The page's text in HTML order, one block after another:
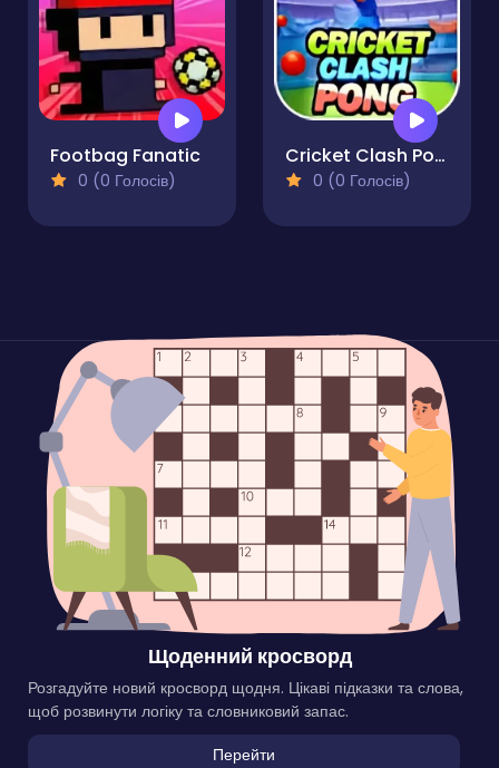
Footbag Fanatic
0 (0 Голосів)
Cricket Clash Pong
0 (0 Голосів)
Щоденний кросворд
Розгадуйте новий кросворд щодня. Цікаві підказки та слова,
щоб розвинути логіку та словниковий запас.
Перейти